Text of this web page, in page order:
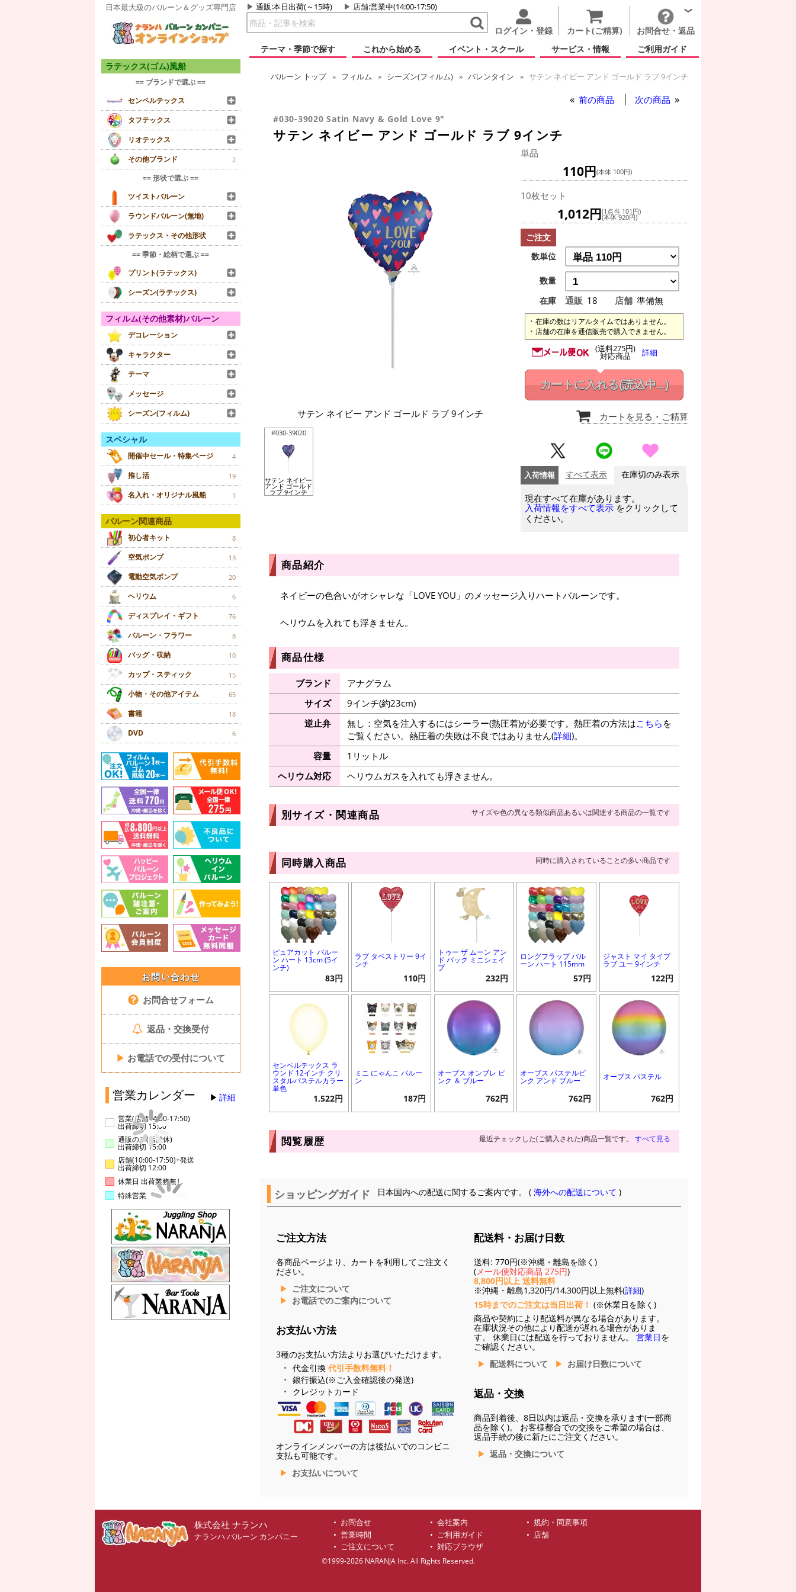
日本最大級のバルーン＆グッズ専門店 通販:本日出荷(～15時) 店舗:営業中(14:00-17:50)
ログイン・登録 カート(ご精算)
お問合せ・返品
テーマ・季節で探す
これから始める イベント・スクール サービス・情報 ご利用ガイド
ラテックス(ゴム)風船
== ブランドで選ぶ ==
センペルテックス
タフテックス
リオテックス
その他ブランド
2
== 形状で選ぶ ==
ツイストバルーン
ラウンドバルーン(無地)
ラテックス・その他形状
== 季節・絵柄で選ぶ ==
プリント(ラテックス)
シーズン(ラテックス)
フィルム(その他素材)バルーン
デコレーション
キャラクター
テーマ
メッセージ
シーズン(フィルム)
スペシャル
開催中セール・特集ページ 4
推し活 19
名入れ・オリジナル風船 1
バルーン関連商品
初心者キット 8
空気ポンプ 13
電動空気ポンプ 20
ヘリウム 6
ディスプレイ・ギフト 76
バルーン・フラワー 8
バッグ・収納 10
カップ・スティック 15
小物・その他アイテム 65
書籍 18
DVD 6
お問い合わせ
お問合せフォーム
返品・交換受付
▶ お電話での受付について
営業カレンダー 詳細
営業(店舗14:00-17:50)
出荷締切 15:00
通販のみ(店舗休)
出荷締切 15:00
店舗(10:00-17:50)+発送
出荷締切 12:00
休業日 出荷業務無し
特殊営業
バルーン トップ フィルム シーズン(フィルム) バレンタイン サテン ネイビー アンド ゴールド ラブ 9インチ
前の商品 次の商品
#030-39020 Satin Navy & Gold Love 9"
サテン ネイビー アンド ゴールド ラブ 9インチ
サテン ネイビー アンド ゴールド ラブ 9インチ
#030-39020
サテン ネイビー
アンド ゴールド
ラブ 9インチ
単品
110円(本体 100円)
10枚セット
1,012円(1点当 101円)
(本体 920円)
ご注文
数単位
数量
在庫
通販 18 店舗 準備無
在庫の数はリアルタイムではありません。
店舗の在庫を通信販売で購入できません。
(送料275円)
対応商品 詳細
カートに入れる(読込中...)
カートを見る ・ご精算
入荷情報 すべて表示 在庫切のみ表示
現在すべて在庫があります。
入荷情報をすべて表示 をクリックして
ください。
商品紹介
ネイビーの色合いがオシャレな「LOVE YOU」のメッセージ入りハートバルーンです。
ヘリウムを入れても浮きません。
商品仕様
ブランド
アナグラム
サイズ
9インチ(約23cm)
逆止弁
無し：空気を注入するにはシーラー(熱圧着)が必要です。熱圧着の方法はこちら を
ご覧ください。熱圧着の失敗は不良ではありません(詳細)。
容量
1リットル
ヘリウム対応
ヘリウムガスを入れても浮きません。
別サイズ・関連商品 サイズや色の異なる類似商品あるいは関連する商品の一覧です
同時購入商品 同時に購入されていることの多い商品です
ピュアカット バルー
ン ハート 13cm (5イ
ンチ)
83円
ラブ タペストリー 9イ
ンチ
110円
トゥー ザ ムーン アン
ド バック ミニシェイ
プ
232円
ロングフラップ バル
ーン ハート 115mm
57円
ジャスト マイ タイプ
ラブ ユー 9インチ
122円
センペルテックス ラ
ウンド 12インチ クリ
スタルパステルカラー
単色
1,522円
ミニ にゃんこ バルー
ン
187円
オーブス オンブレ ピ
ンク ＆ ブルー
762円
オーブス パステルピ
ンク アンド ブルー
762円
オーブス パステル
762円
閲覧履歴 最近チェックした(ご購入された)商品一覧です。 すべて見る
ショッピングガイド 日本国内への配送に関するご案内です。 (海外への配送について )
ご注文方法
各商品ページより、カートを利用してご注文く
ださい。
ご注文について
お電話でのご案内について
お支払い方法
3種のお支払い方法よりお選びいただけます。
代金引換 代引手数料無料！
銀行振込(※ご入金確認後の発送)
クレジットカード
オンラインメンバーの方は後払いでのコンビニ
支払も可能です。
お支払いについて
配送料・お届け日数
送料: 770円(※沖縄・離島を除く)
(メール便対応商品 275円)
8,800円以上 送料無料
※沖縄・離島1,320円/14,300円以上無料(詳細)
15時までのご注文は当日出荷！ (※休業日を除く)
商品や契約により配送料が異なる場合があります。
在庫状況その他により配送が遅れる場合がありま
す。 休業日には配送を行っておりません。 営業日を
ご確認ください。
配送料について
お届け日数について
返品・交換
商品到着後、8日以内は返品・交換を承ります(一部商
品を除く)。 お客様都合での交換をご希望の場合は、
返品手続の後に新たにご注文ください。
返品・交換について
株式会社 ナランハ
ナランハ バルーン カンパニー
お問合せ 会社案内
規約・同意事項
営業時間
ご利用ガイド
店舗
ご注文について
対応ブラウザ
©1999-2026 NARANJA Inc. All Rights Reserved.